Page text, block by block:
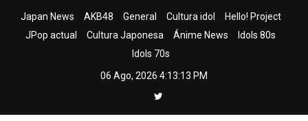
Japan News AKB48 General Cultura idol
Hello! Project
JPop actual
Cultura Japonesa Ánime News
Idols 80s
Idols 70s
06 Ago, 2026 4:13:14 PM